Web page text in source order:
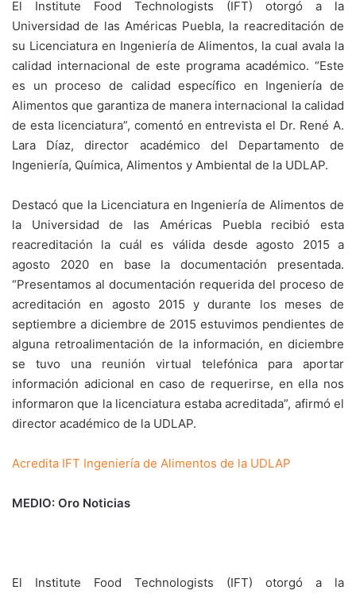
El Institute Food Technologists (IFT) otorgó a la
Universidad de las Américas Puebla, la reacreditación de
su Licenciatura en Ingeniería de Alimentos, la cual avala la
calidad internacional de este programa académico. “Este
es un proceso de calidad específico en Ingeniería de
Alimentos que garantiza de manera internacional la calidad
de esta licenciatura”, comentó en entrevista el Dr. René A.
Lara Díaz, director académico del Departamento de
Ingeniería, Química, Alimentos y Ambiental de la UDLAP.
Destacó que la Licenciatura en Ingeniería de Alimentos de
la Universidad de las Américas Puebla recibió esta
reacreditación la cuál es válida desde agosto 2015 a
agosto 2020 en base la documentación presentada.
“Presentamos al documentación requerida del proceso de
acreditación en agosto 2015 y durante los meses de
septiembre a diciembre de 2015 estuvimos pendientes de
alguna retroalimentación de la información, en diciembre
se tuvo una reunión virtual telefónica para aportar
información adicional en caso de requerirse, en ella nos
informaron que la licenciatura estaba acreditada”, afirmó el
director académico de la UDLAP.
Acredita IFT Ingeniería de Alimentos de la UDLAP
MEDIO: Oro Noticias
El Institute Food Technologists (IFT) otorgó a la